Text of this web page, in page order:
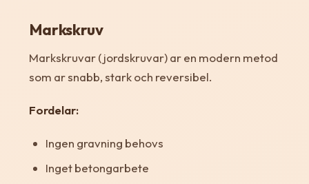
Markskruv
Markskruvar (jordskruvar) ar en modern metod
som ar snabb, stark och reversibel.
Fordelar:
Ingen gravning behovs
Inget betongarbete